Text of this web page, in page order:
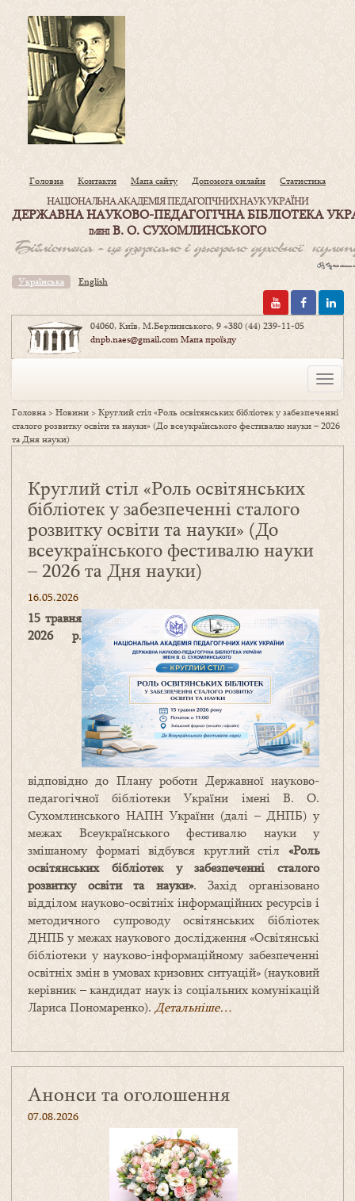
Головна Контакти Мапа сайту Допомога онлайн Статистика
НАЦІОНАЛЬНА АКАДЕМІЯ ПЕДАГОГІЧНИХ НАУК УКРАЇНИ
ДЕРЖАВНА НАУКОВО-ПЕДАГОГІЧНА БІБЛІОТЕКА
ІМЕНІВ. О. СУХОМЛИНСЬКОГО
Українська English
04060, Київ, М.Берлинського, 9+380 (44) 239-11-05
dnpb.naes@gmail.comМапа проїзду
Toggle
Головна >Новини >Круглий стіл «Роль освітянських бібліотек у забезпеченні
сталого розвитку освіти та науки» (До всеукраїнського фестивалю науки – 2026
та Дня науки)
Круглий стіл «Роль освітянських
бібліотек у забезпеченні сталого
розвитку освіти та науки» (До
всеукраїнського фестивалю науки
– 2026 та Дня науки)
16.05.2026
15 травня
2026 р.
відповідно до Плану роботи Державної науково-
педагогічної бібліотеки України імені В. О.
Сухомлинського НАПН України (далі – ДНПБ) у
межах Всеукраїнського фестивалю науки у
змішаному форматі відбувся круглий стіл «Роль
освітянських бібліотек у забезпеченні сталого
розвитку освіти та науки». Захід організовано
відділом науково-освітніх інформаційних ресурсів і
методичного супроводу освітянських бібліотек
ДНПБ у межах наукового дослідження «Освітянські
бібліотеки у науково-інформаційному забезпеченні
освітніх змін в умовах кризових ситуацій» (науковий
керівник – кандидат наук із соціальних комунікацій
Лариса Пономаренко). Детальніше…
Анонси та оголошення
07.08.2026